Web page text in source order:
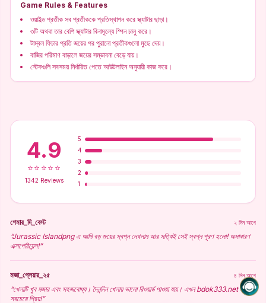
Game Rules & Features
ওয়াইল্ড প্রতীক সব প্রতীককে প্রতিস্থাপন করে স্ক্যাটার ছাড়া।
৩টি অথবা তার বেশি স্ক্যাটার বিনামূল্যে স্পিন চালু করে।
টাম্বল ফিচার প্রতি জয়ের পর পুরানো প্রতীকগুলো মুছে দেয়।
বাজির পরিমাণ বাড়ালে জয়ের সম্ভাবনা বেড়ে যায়।
স্টেকগুলি সবসময় নির্ধারিত পেতে আউটলাইন অনুযায়ী কাজ করে।
4.9
⭐⭐⭐⭐⭐
1342 Reviews
5
4
3
2
1
গেমার_দি_বেস্ট ২ দিন আগে
“Jurassic Islandpng এ আমি বড় জয়ের স্বপ্ন দেখলাম আর সত্যিই সেই স্বপ্ন পূরণ হলো! অসাধারণ
এক্সপেরিয়েন্স!”
মজা_প্লেয়ার_২৫ ৪ দিন আগে
“খেলাটি খুব মজার এবং সহজবোধ্য। দৈনন্দিন খেলায় ভালো রিওয়ার্ড পাওয়া যায়। এখন bdok333.net এ
সবচেয়ে প্রিয়!”